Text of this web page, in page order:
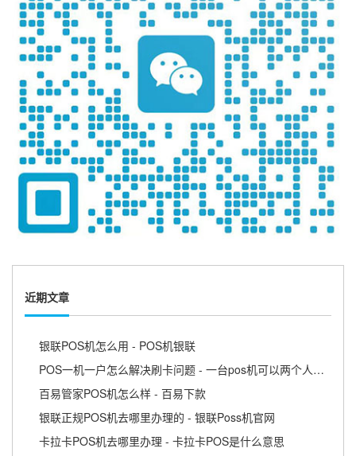
近期文章
银联POS机怎么用 - POS机银联
POS一机一户怎么解决刷卡问题 - 一台pos机可以两个人用吗
百易管家POS机怎么样 - 百易下款
银联正规POS机去哪里办理的 - 银联Poss机官网
卡拉卡POS机去哪里办理 - 卡拉卡POS是什么意思